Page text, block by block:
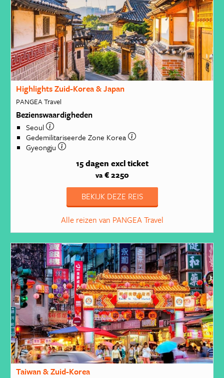
Highlights Zuid-Korea & Japan
PANGEA Travel
Bezienswaardigheden
Seoul
Gedemilitariseerde Zone Korea
Gyeongju
15 dagen excl ticket
va€ 2250
BEKIJK DEZE REIS
Alle reizen van PANGEA Travel
Taiwan & Zuid-Korea